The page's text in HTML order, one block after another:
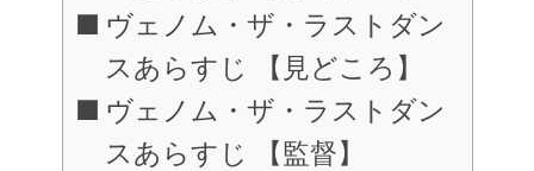
ヴェノム・ザ・ラストダン
スあらすじ 【見どころ】
ヴェノム・ザ・ラストダン
スあらすじ 【監督】